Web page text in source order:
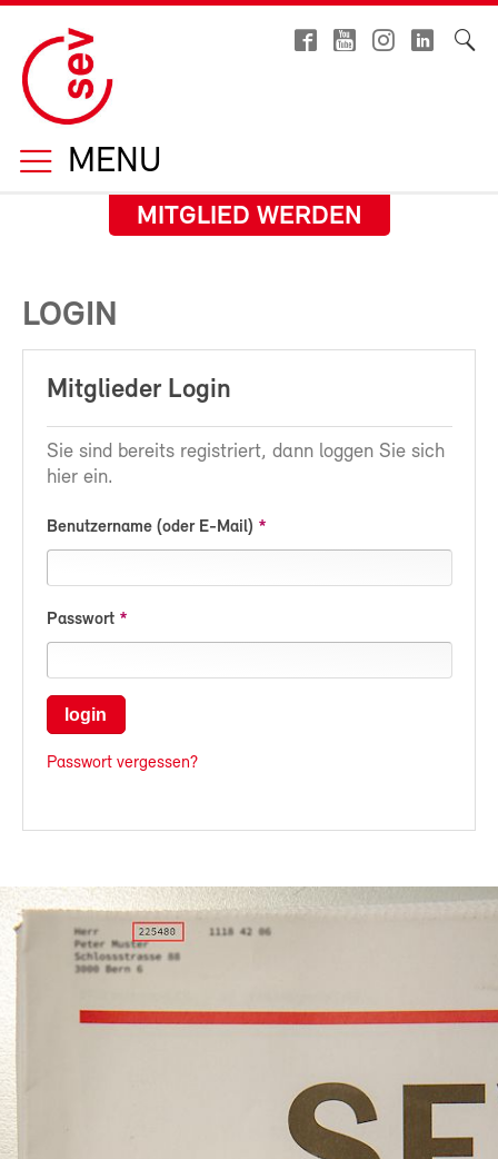
MENU
MITGLIED WERDEN
LOGIN
Mitglieder Login
Sie sind bereits registriert, dann loggen Sie sich
hier ein.
Benutzername (oder E-Mail)
Passwort
login
Passwort vergessen?